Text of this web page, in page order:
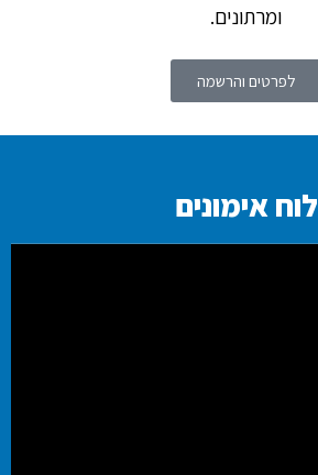
ומרתונים.
לפרטים והרשמה
לוח אימונים